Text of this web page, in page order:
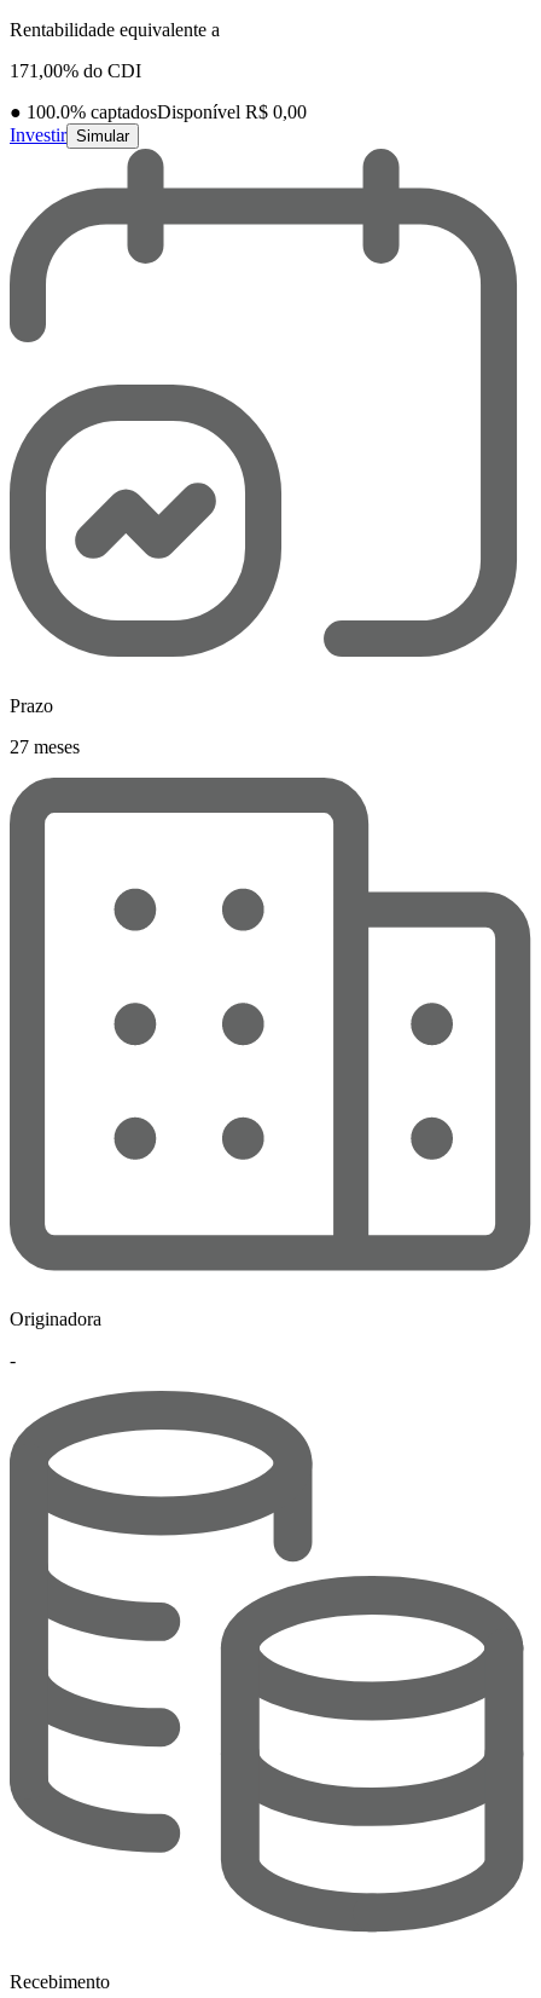
Rentabilidade equivalente a
171,00% do CDI
● 100.0% captadosDisponível R$ 0,00
Investir Simular
Prazo
27 meses
Originadora
-
Recebimento